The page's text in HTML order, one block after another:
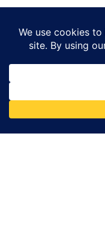
Utilizamos cookies para